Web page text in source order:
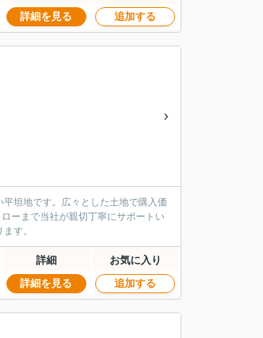
詳細を見る 追加する
坦地です。広々とした土地で購入価
ーまで当社が親切丁寧にサポートい
す。
詳細 お気に入り
詳細を見る 追加する